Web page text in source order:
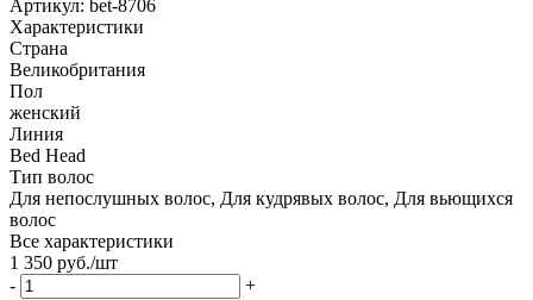
Артикул: bet-8706
Характеристики
Страна
Великобритания
Пол
женский
Линия
Bed Head
Тип волос
Для непослушных волос, Для кудрявых волос, Для вьющихся
волос
Все характеристики
1 350 руб./шт
-
+